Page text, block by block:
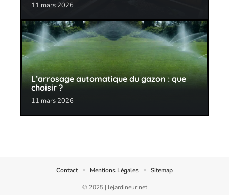
11 mars 2026
L’arrosage automatique du gazon : que
choisir ?
11 mars 2026
© 2025 | lejardineur.net
Contact Mentions Légales Sitemap